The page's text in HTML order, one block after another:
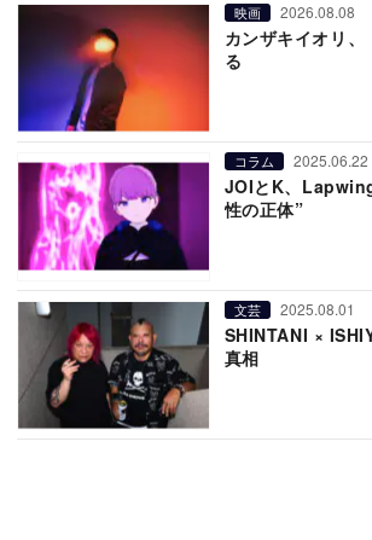
映画 2026.08.08
カンザキイオリ
る
コラム 2025.06.22
JOIとK、
性の正体”
文芸 2025.08.01
SHINTANI ×
真相